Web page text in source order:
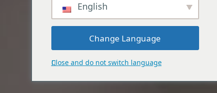
English
Change Language
Close and do not switch language